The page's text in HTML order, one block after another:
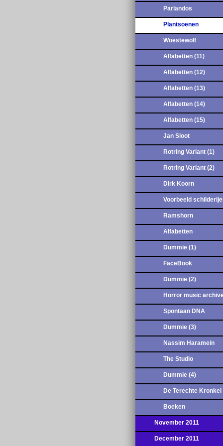
Parlandos
Plantsoenen
Woestewolf
Alfabetten (11)
Alfabetten (12)
Alfabetten (13)
Alfabetten (14)
Alfabetten (15)
Jan Sloot
Rotring Variant (1)
Rotring Variant (2)
Dirk Koorn
Voorbeeld
Ramshorn
Alfabetten
Dummie (1)
FaceBook
Dummie (2)
Horror music
Spontaan DNA
Dummie (3)
Nassim Haramein
The Studio
Dummie (4)
De Terechte Kronkel
Boeken
November 2011
December 2011